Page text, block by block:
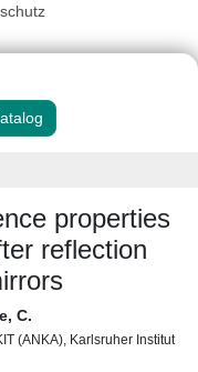
properties
reflection
C.
(ANKA), Karlsruher Institut